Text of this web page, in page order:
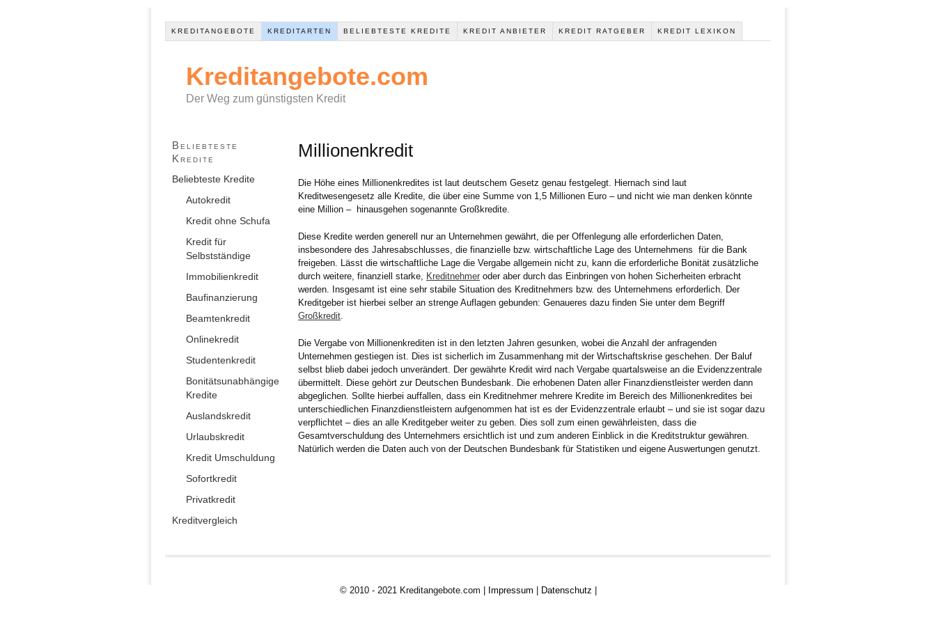
KREDITANGEBOTE KREDITARTEN BELIEBTESTE KREDITE KREDIT ANBIETER KREDIT RATGEBER KREDIT LEXIKON
Kreditangebote.com
Der Weg zum günstigsten Kredit
Millionenkredit
Die Höhe eines Millionenkredites ist laut deutschem Gesetz genau festgelegt. Hiernach sind laut
Kreditwesengesetz alle Kredite, die über eine Summe von 1,5 Millionen Euro – und nicht wie man denken könnte
eine Million – hinausgehen sogenannte Großkredite.
Diese Kredite werden generell nur an Unternehmen gewährt, die per Offenlegung alle erforderlichen Daten,
insbesondere des Jahresabschlusses, die finanzielle bzw. wirtschaftliche Lage des Unternehmens für die Bank
freigeben. Lässt die wirtschaftliche Lage die Vergabe allgemein nicht zu, kann die erforderliche Bonität zusätzliche
durch weitere, finanziell starke,
Kreditnehmer oder aber durch das Einbringen von hohen Sicherheiten erbracht
werden. Insgesamt ist eine sehr stabile Situation des Kreditnehmers bzw. des Unternehmens erforderlich. Der
Kreditgeber ist hierbei selber an strenge Auflagen gebunden: Genaueres dazu finden Sie unter dem Begriff
Großkredit
Die Vergabe von Millionenkrediten ist in den letzten Jahren gesunken, wobei die Anzahl der anfragenden
Unternehmen gestiegen ist. Dies ist sicherlich im Zusammenhang mit der Wirtschaftskrise geschehen. Der Baluf
selbst blieb dabei jedoch unverändert. Der gewährte Kredit wird nach Vergabe quartalsweise an die Evidenzzentrale
übermittelt. Diese gehört zur Deutschen Bundesbank. Die erhobenen Daten aller Finanzdienstleister werden dann
abgeglichen. Sollte hierbei auffallen, dass ein Kreditnehmer mehrere Kredite im Bereich des Millionenkredites bei
unterschiedlichen Finanzdienstleistern aufgenommen hat ist es der Evidenzzentrale erlaubt – und sie ist sogar dazu
verpflichtet – dies an alle Kreditgeber weiter zu geben. Dies soll zum einen gewährleisten, dass die
Gesamtverschuldung des Unternehmers ersichtlich ist und zum anderen Einblick in die Kreditstruktur gewähren.
Natürlich werden die Daten auch von der Deutschen Bundesbank für Statistiken und eigene Auswertungen genutzt.
Beliebteste
Kredite
Beliebteste Kredite
Autokredit
Kredit ohne Schufa
Kredit für
Selbstständige
Immobilienkredit
Baufinanzierung
Beamtenkredit
Onlinekredit
Studentenkredit
Bonitätsunabhängige
Kredite
Auslandskredit
Urlaubskredit
Kredit Umschuldung
Sofortkredit
Privatkredit
Kreditvergleich
© 2010 - 2021 Kreditangebote.com | Impressum Datenschutz